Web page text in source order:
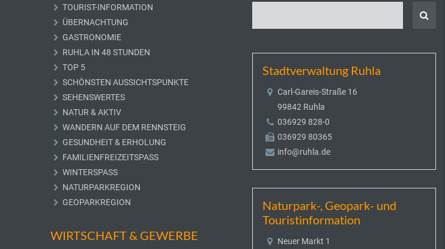
TOURIST-INFORMATION
ÜBERNACHTUNG
GASTRONOMIE
RUHLA IN 48 STUNDEN
TOP 5
SCHÖNSTEN AUSSICHTSPUNKTE
SEHENSWERTES
NATUR & AKTIV
WANDERN AUF DEM RENNSTEIG
GESUNDHEIT & ERHOLUNG
FAMILIENFREIZEITSPASS
WINTERSPASS
NATURPARKREGION
GEOPARKREGION
WIRTSCHAFT & GEWERBE
Stadtverwaltung Ruhla
Carl-Gareis-Straße 16
99842 Ruhla
036929 828-0
036929 80365
info@ruhla.de
Naturpark-, Geopark- und
Touristinformation
Neuer Markt 1